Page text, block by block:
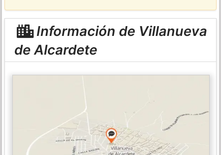
Información de Villanueva
de Alcardete